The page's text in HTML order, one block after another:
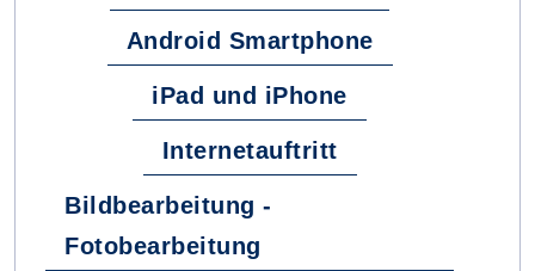
Android Smartphone
iPad und iPhone
Internetauftritt
Bildbearbeitung -
Fotobearbeitung